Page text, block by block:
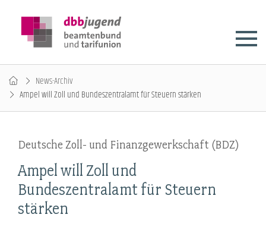
News-Archiv
Ampel will Zoll und Bundeszentralamt für Steuern stärken
Deutsche Zoll- und Finanzgewerkschaft (BDZ)
Ampel will Zoll und
Bundeszentralamt für Steuern
stärken